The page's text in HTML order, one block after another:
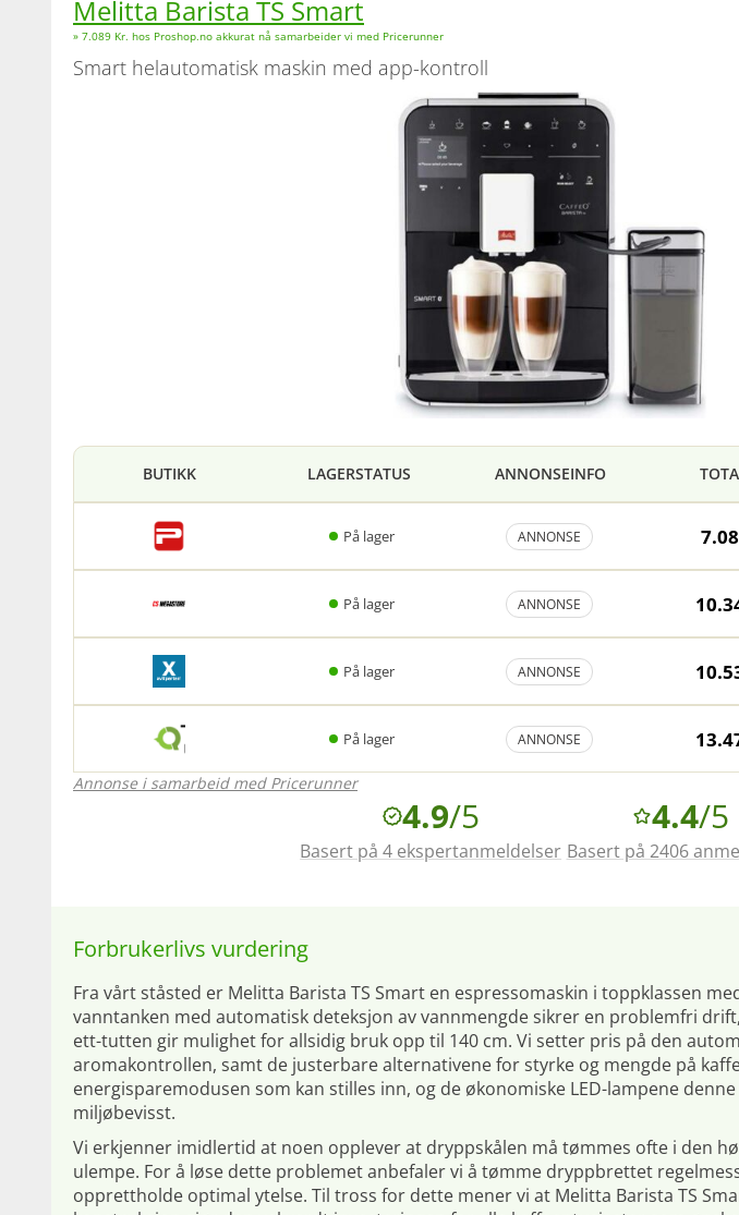
Melitta Barista TS Smart
» 7.089 Kr. hos Proshop.no akkurat nå samarbeider vi med Pricerunner
smart helautomatisk maskin med app-kontroll
BUTIKK LAGERSTATUS ANNONSEINFO
På lager ANNONSE
På lager ANNONSE
På lager ANNONSE
På lager ANNONSE
Annonse i samarbeid med Pricerunner
4.9/5
Basert på 4 ekspertanmeldelser
4.4/5
Basert på 2406
Forbrukerlivs vurdering
Fra vårt ståsted er Melitta Barista TS Smart en espressomaskin i toppklassen
vanntanken med automatisk deteksjon av vannmengde sikrer en problemfri
ett-tutten gir mulighet for allsidig bruk opp til 140 cm. Vi setter pris på den
aromakontrollen, samt de justerbare alternativene for styrke og mengde på
energisparemodusen som kan stilles inn, og de økonomiske LED-lampene
miljøbevisst.
Vi erkjenner imidlertid at noen opplever at dryppskålen må tømmes ofte i den
ulempe. For å løse dette problemet anbefaler vi å tømme dryppbrettet
opprettholde optimal ytelse. Til tross for dette mener vi at Melitta Barista TS